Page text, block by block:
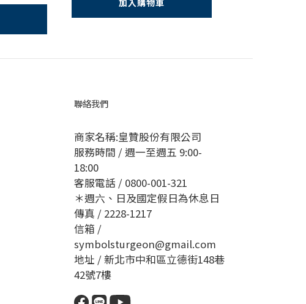
聯絡我們
商家名稱:皇贊股份有限公司
服務時間 / 週一至週五 9:00-
18:00
客服電話 / 0800-001-321
＊週六、日及國定假日為休息日
傳真 / 2228-1217
信箱 /
symbolsturgeon@gmail.com
地址 / 新北市中和區立德街148巷
42號7樓